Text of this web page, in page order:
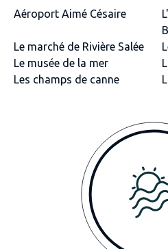
Aéroport Aimé Césaire
Le marché de Rivière Salée
Le musée de la mer
Les champs de canne